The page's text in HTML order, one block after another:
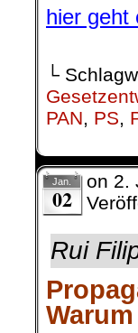
hier geht
└
PAN, PS,
Jan.
02
on 2.
Rui